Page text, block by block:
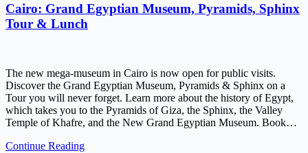
Cairo: Grand Egyptian Museum, Pyramids, Sphinx
Tour & Lunch
The new mega-museum in Cairo is now open for public visits.
Discover the Grand Egyptian Museum, Pyramids & Sphinx on a
Tour you will never forget. Learn more about the history of Egypt,
which takes you to the Pyramids of Giza, the Sphinx, the Valley
Temple of Khafre, and the New Grand Egyptian Museum. Book…
Continue Reading